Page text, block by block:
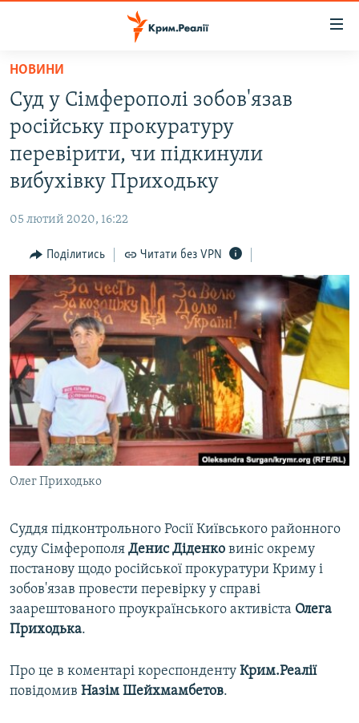
Перейти
основного
матеріалу
Перейти
до
основної
Перейти
пошуку
ВОДА.КРИМ
ВІДЕО ТА ФОТО
ПОЛІТИКА
ІНТЕРВ'Ю
ВСЕ ЗА ДЕНЬ
СПЕЦПРОЕКТИ
ДЕПОРТАЦІЯ
ВІДЕОУРОКИ «ELIFBE»
СВІДЧЕННЯ ОКУПАЦІЇ
УКРАЇНСЬКА ПРОБЛЕМА КРИМУ
ІНФОГРАФІКА
ЯК ОБІЙТИ БЛОКУВАННЯ
Русский
Qırımtatar
ДОЛУЧАЙСЯ!
Усі сайти RFE/RL
НОВИНИ
Суд у Сімферополі зобов'язав
російську прокуратуру
перевірити, чи підкинули
вибухівку Приходьку
05 лютий 2020, 16:22
Поділитись Читати без VPN
Олег Приходько
Суддя підконтрольного Росії Київського районного
суду Сімферополя Денис Діденко виніс окрему
постанову щодо російської прокуратури Криму і
зобов'язав провести перевірку у справі
заарештованого проукраїнського активіста Олега
Приходька.
Про це в коментарі кореспонденту Крим.Реалії
повідомив Назім Шейхмамбетов.